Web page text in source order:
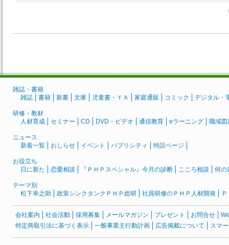
雑誌・書籍
雑誌
書籍 新書 文庫 児童書・ＹＡ 家庭通販 コミック デジタル・
研修・教材
人材育成
セミナー CD DVD・ビデオ 通信教育 eラーニング 職域図
ニュース
新着一覧
おしらせ イベント パブリシティ 特設ページ
お役立ち
日に新た
恋愛相談 『ＰＨＰスペシャル』今月の診断 こころ相談 何の
テーマ別
松下幸之助
政策シンクタンクＰＨＰ総研 社員研修のＰＨＰ人材開発
会社案内 社会活動 採用募集 メールマガジン プレゼント お問合せ
特定商取引法に基づく表示
一般事業主行動計画 広告掲載について スマ